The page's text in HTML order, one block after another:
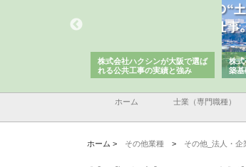
株式会社ハクシンが大阪で選ば
れる公共工事の実績と強み
株式
築基
ホーム 士業（専門職種）
ホーム > その他業種 > その他_法人・企